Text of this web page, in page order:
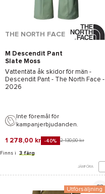
THE NORTH FACE
M Descendit Pant
Slate Moss
Vattentäta åk skidor för män -
Descendit Pant - The North Face -
2026
Inte föremål för
kampanjerbjudanden.
1 278,00 kr -40% 2 130,00 kr
Finns i 3 färg
JÄMFÖRA
Utförsäljning